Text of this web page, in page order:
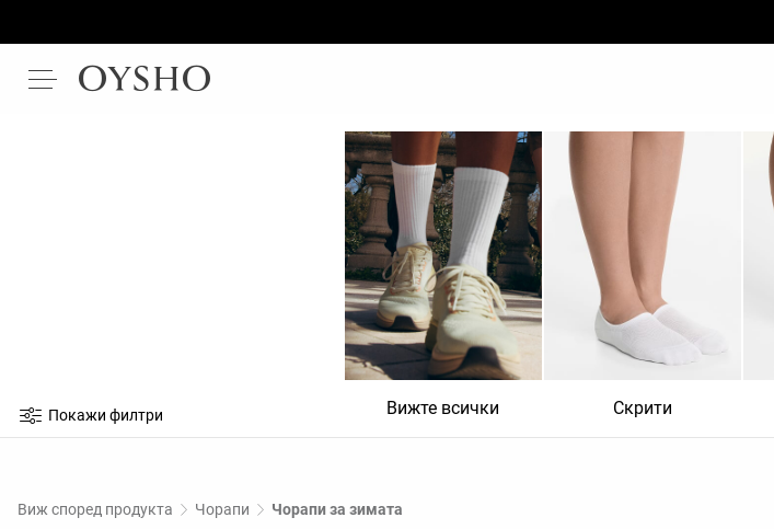
Покажи филтри Вижте всички Скрити
Виж според продукта Чорапи Чорапи за зимата